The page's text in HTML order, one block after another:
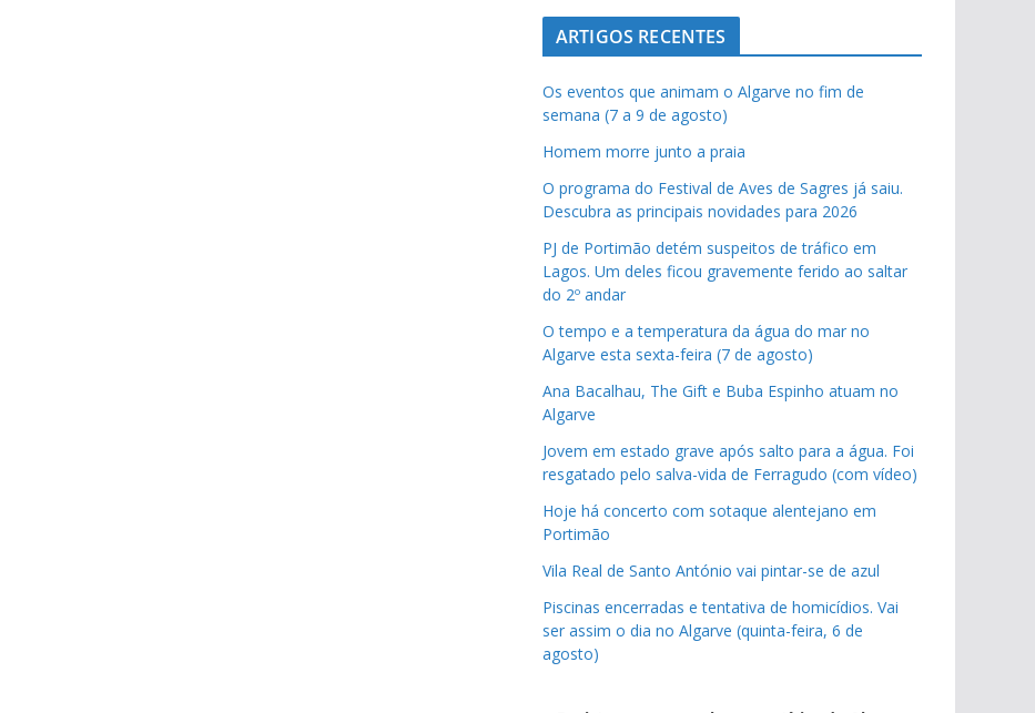
ARTIGOS RECENTES
Os eventos que animam o Algarve no fim de
semana (7 a 9 de agosto)
Homem morre junto a praia
O programa do Festival de Aves de Sagres já saiu.
Descubra as principais novidades para 2026
PJ de Portimão detém suspeitos de tráfico em
Lagos. Um deles ficou gravemente ferido ao saltar
do 2º andar
O tempo e a temperatura da água do mar no
Algarve esta sexta-feira (7 de agosto)
Ana Bacalhau, The Gift e Buba Espinho atuam no
Algarve
Jovem em estado grave após salto para a água. Foi
resgatado pelo salva-vida de Ferragudo (com vídeo)
Hoje há concerto com sotaque alentejano em
Portimão
Vila Real de Santo António vai pintar-se de azul
Piscinas encerradas e tentativa de homicídios. Vai
ser assim o dia no Algarve (quinta-feira, 6 de
agosto)